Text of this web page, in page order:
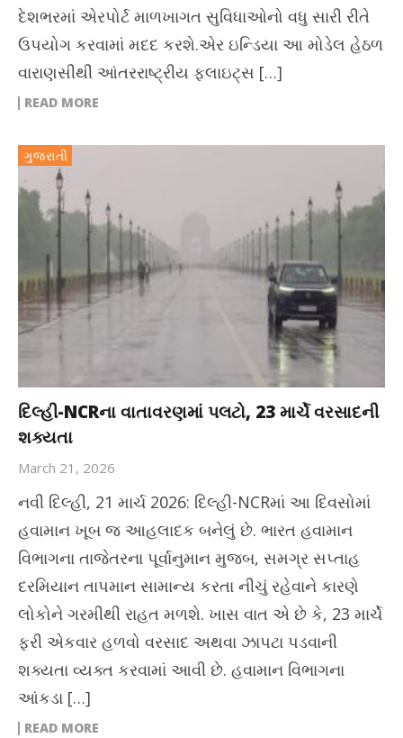
દેશભરમાં એરપોર્ટ માળખાગત સુવિધાઓનો વધુ સારી રીતે
ઉપયોગ કરવામાં મદદ કરશે.એર ઇન્ડિયા આ મોડેલ હેઠળ
વારાણસીથી આંતરરાષ્ટ્રીય ફ્લાઇટ્સ […]
READ MORE
ગુજરાતી
દિલ્હી-NCRના વાતાવરણમાં પલટો, 23 માર્ચે વરસાદની
શક્યતા
March 21, 2026
નવી દિલ્હી, 21 માર્ચ 2026: દિલ્હી-NCRમાં આ દિવસોમાં
હવામાન ખૂબ જ આહલાદક બનેલું છે. ભારત હવામાન
વિભાગના તાજેતરના પૂર્વાનુમાન મુજબ, સમગ્ર સપ્તાહ
દરમિયાન તાપમાન સામાન્ય કરતા નીચું રહેવાને કારણે
લોકોને ગરમીથી રાહત મળશે. ખાસ વાત એ છે કે, 23 માર્ચે
ફરી એકવાર હળવો વરસાદ અથવા ઝાપટા પડવાની
શક્યતા વ્યક્ત કરવામાં આવી છે. હવામાન વિભાગના
આંકડા […]
READ MORE